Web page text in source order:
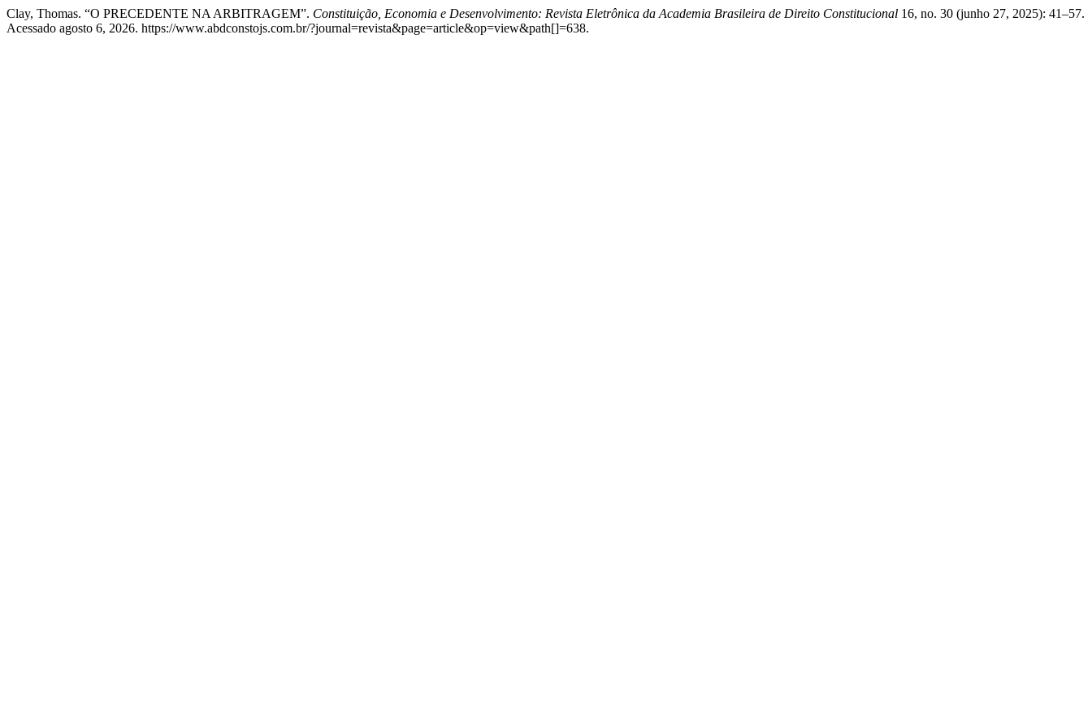
Clay, Thomas. “O PRECEDENTE NA ARBITRAGEM”. Constituição, Economia e Desenvolvimento: Revista Eletrônica da Academia Brasileira de Direito Constitucional 16, no. 30 (junho 27, 2025): 41–57.
Acessado agosto 6, 2026. https://www.abdconstojs.com.br/?journal=revista&page=article&op=view&path[]=638.